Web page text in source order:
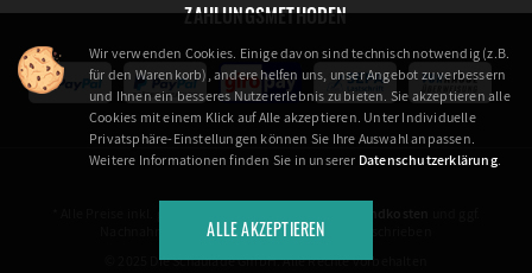
ZAHLUNGSMETHODEN
Nachnahmegebühren, wenn nicht anders beschrieben
© 2025 Die Schaulade GmbH. Alle Rechte vorbehalten
Wir verwenden Cookies. Einige davon sind technisch notwendig (z.B.
für den Warenkorb), andere helfen uns, unser Angebot zu verbessern
und Ihnen ein besseres Nutzererlebnis zu bieten. Sie akzeptieren alle
Cookies mit einem Klick auf Alle akzeptieren. Unter Individuelle
Privatsphäre-Einstellungen können Sie Ihre Auswahl anpassen.
Weitere Informationen finden Sie in unserer Datenschutzerklärung.
ALLE AKZEPTIEREN